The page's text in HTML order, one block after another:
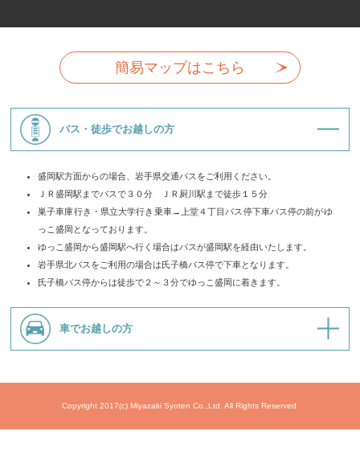
簡易マップはこちら
バス・徒歩でお越しの方
盛岡駅方面からの場合、岩手県交通バスをご利用ください。
ＪＲ盛岡駅までバスで３０分 ＪＲ厨川駅まで徒歩１５分
巣子車庫行き・県立大学行き乗車→上堂４丁目バス停下車バス停の前がゆ
っこ盛岡となっております。
ゆっこ盛岡から盛岡駅へ行く場合はバスが盛岡駅を経由いたします。
岩手県北バスをご利用の場合は氏子橋バス停で下車となります。
氏子橋バス停からは徒歩で２～３分でゆっこ盛岡に着きます。
車でお越しの方
Copyright 2017(c) Miyazaki Syoten Co.,Ltd. All Rights Reserved.